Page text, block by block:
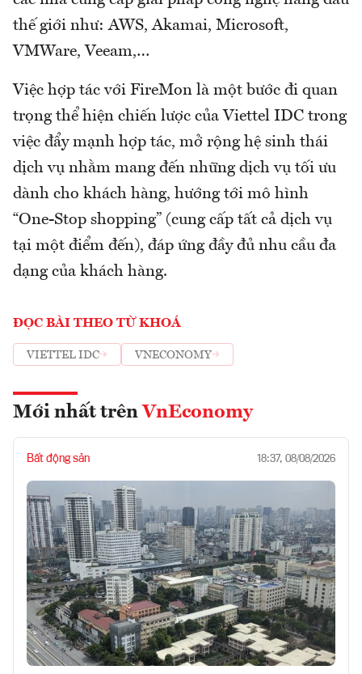
thế giới như: AWS, Akamai, Microsoft,
VMWare, Veeam,…
Việc hợp tác với FireMon là một bước đi quan
trọng thể hiện chiến lược của Viettel IDC trong
việc đẩy mạnh hợp tác, mở rộng hệ sinh thái
dịch vụ nhằm mang đến những dịch vụ tối ưu
dành cho khách hàng, hướng tới mô hình
“One-Stop shopping” (cung cấp tất cả dịch vụ
tại một điểm đến), đáp ứng đầy đủ nhu cầu đa
dạng của khách hàng.
ĐỌC BÀI THEO TỪ KHOÁ
VIETTEL IDC VNECONOMY
Mới nhất trên VnEconomy
Bất động sản 18:37, 08/08/2026